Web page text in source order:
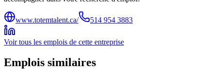
www.totemtalent.ca/ 514 954 3883
Voir tous les emplois de cette entreprise
Emplois similaires